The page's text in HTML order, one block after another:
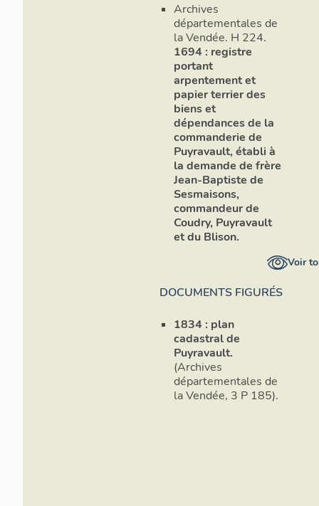
Archives
départementales de
la Vendée. H 224.
1694 : registre
portant
arpentement et
papier terrier des
biens et
dépendances de la
commanderie de
Puyravault, établi à
la demande de frère
Jean-Baptiste de
Sesmaisons,
commandeur de
Coudry, Puyravault
et du Blison.
Voir
DOCUMENTS FIGURÉS
1834 : plan
cadastral de
Puyravault.
(Archives
départementales de
la Vendée, 3 P 185).